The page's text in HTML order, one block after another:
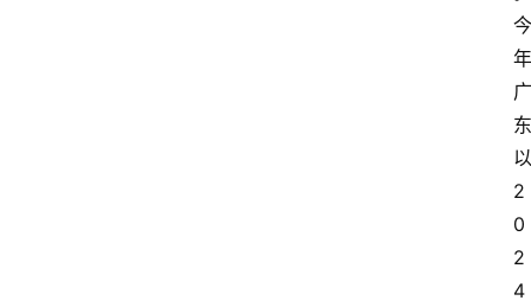
今
年
广
东
以
2
0
2
4